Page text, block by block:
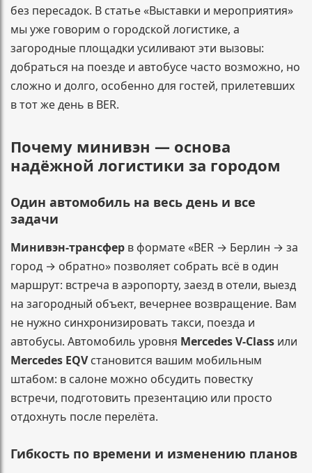
без пересадок. В статье «Выставки и мероприятия»
мы уже говорим о городской логистике, а
загородные площадки усиливают эти вызовы:
добраться на поезде и автобусе часто возможно, но
сложно и долго, особенно для гостей, прилетевших
в тот же день в BER.
Почему минивэн — основа
надёжной логистики за городом
Один автомобиль на весь день и все
задачи
Минивэн-трансфер в формате «BER → Берлин → за
город → обратно» позволяет собрать всё в один
маршрут: встреча в аэропорту, заезд в отели, выезд
на загородный объект, вечернее возвращение. Вам
не нужно синхронизировать такси, поезда и
автобусы. Автомобиль уровня Mercedes V-Class или
Mercedes EQVстановится вашим мобильным
штабом: в салоне можно обсудить повестку
встречи, подготовить презентацию или просто
отдохнуть после перелёта.
Гибкость по времени и изменению планов